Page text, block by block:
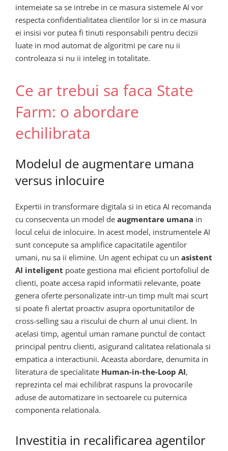
intemeiate sa se intrebe in ce masura sistemele AI vor
respecta confidentialitatea clientilor lor si in ce masura
ei insisi vor putea fi tinuti responsabili pentru decizii
luate in mod automat de algoritmi pe care nu ii
controleaza si nu ii inteleg in totalitate.
Ce ar trebui sa faca State
Farm: o abordare
echilibrata
Modelul de augmentare umana
versus inlocuire
Expertii in transformare digitala si in etica AI recomanda
cu consecventa un model de augmentare umana in
locul celui de inlocuire. In acest model, instrumentele AI
sunt concepute sa amplifice capacitatile agentilor
umani, nu sa ii elimine. Un agent echipat cu un asistent
AI inteligent poate gestiona mai eficient portofoliul de
clienti, poate accesa rapid informatii relevante, poate
genera oferte personalizate intr-un timp mult mai scurt
si poate fi alertat proactiv asupra oportunitatilor de
cross-selling sau a riscului de churn al unui client. In
acelasi timp, agentul uman ramane punctul de contact
principal pentru clienti, asigurand calitatea relationala si
empatica a interactiunii. Aceasta abordare, denumita in
literatura de specialitate Human-in-the-Loop AI,
reprezinta cel mai echilibrat raspuns la provocarile
aduse de automatizare in sectoarele cu puternica
componenta relationala.
Investitia in recalificarea agentilor